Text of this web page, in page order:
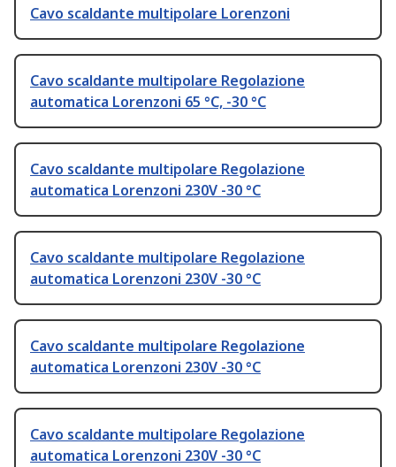
Cavo scaldante multipolare Lorenzoni
Cavo scaldante multipolare Regolazione
automatica Lorenzoni 65 °C, -30 °C
Cavo scaldante multipolare Regolazione
automatica Lorenzoni 230V -30 °C
Cavo scaldante multipolare Regolazione
automatica Lorenzoni 230V -30 °C
Cavo scaldante multipolare Regolazione
automatica Lorenzoni 230V -30 °C
Cavo scaldante multipolare Regolazione
automatica Lorenzoni 230V -30 °C